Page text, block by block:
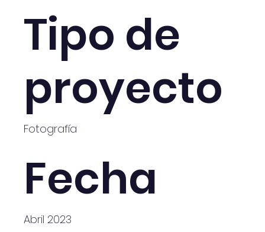
Tipo de
proyecto
Fotografía
Fecha
Abril 2023